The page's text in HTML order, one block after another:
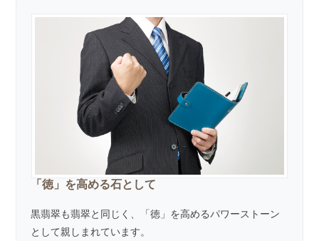
「徳」を高める石として
黒翡翠も翡翠と同じく、「徳」を高めるパワーストーン
として親しまれています。